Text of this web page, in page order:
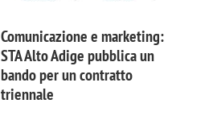
Comunicazione e marketing:
STA Alto Adige pubblica un
bando per un contratto
triennale